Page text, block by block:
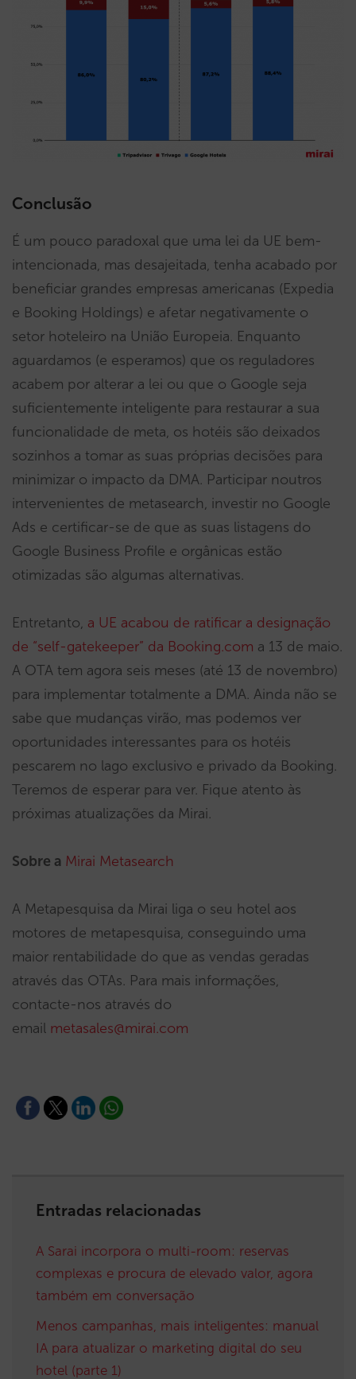
Conclusão
É um pouco paradoxal que uma lei da UE bem-
intencionada, mas desajeitada, tenha acabado por
beneficiar grandes empresas americanas (Expedia
e Booking Holdings) e afetar negativamente o
setor hoteleiro na União Europeia. Enquanto
aguardamos (e esperamos) que os reguladores
acabem por alterar a lei ou que o Google seja
suficientemente inteligente para restaurar a sua
funcionalidade de meta, os hotéis são deixados
sozinhos a tomar as suas próprias decisões para
minimizar o impacto da DMA. Participar noutros
intervenientes de metasearch, investir no Google
Ads e certificar-se de que as suas listagens do
Google Business Profile e orgânicas estão
otimizadas são algumas alternativas.
Entretanto, a UE acabou de ratificar a designação
de “self-gatekeeper” da Booking.com a 13 de maio.
A OTA tem agora seis meses (até 13 de novembro)
para implementar totalmente a DMA. Ainda não se
sabe que mudanças virão, mas podemos ver
oportunidades interessantes para os hotéis
pescarem no lago exclusivo e privado da Booking.
Teremos de esperar para ver. Fique atento às
próximas atualizações da Mirai.
Sobre a Mirai Metasearch
A Metapesquisa da Mirai liga o seu hotel aos
motores de metapesquisa, conseguindo uma
maior rentabilidade do que as vendas geradas
através das OTAs. Para mais informações,
contacte-nos através do
email metasales@mirai.com
Entradas relacionadas
A Sarai incorpora o multi-room: reservas
complexas e procura de elevado valor, agora
também em conversação
Menos campanhas, mais inteligentes: manual
IA para atualizar o marketing digital do seu
hotel (parte 1)